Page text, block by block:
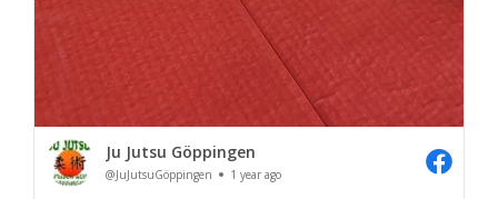
Ju Jutsu Göppingen
@JuJutsuGöppingen 1 year ago